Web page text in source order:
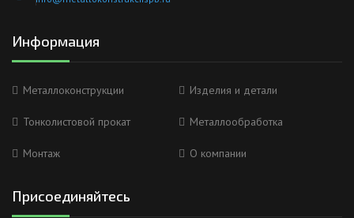
Информация
Металлоконструкции Изделия и детали
Тонколистовой прокат Металлообработка
Монтаж О компании
Присоединяйтесь